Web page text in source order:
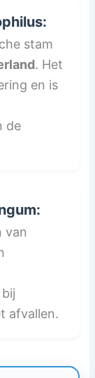
stam
. Het
en is
de
van
afvallen.